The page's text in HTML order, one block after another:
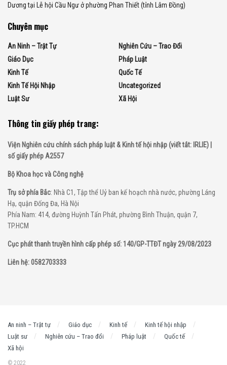
Dương tại Lễ hội Cầu Ngư ở phường Phan Thiết (tỉnh Lâm Đồng)
Chuyên mục
An Ninh – Trật Tự
Giáo Dục
Kinh Tế
Kinh Tế Hội Nhập
Luật Sư
Nghiên Cứu – Trao Đổi
Pháp Luật
Quốc Tế
Uncategorized
Xã Hội
Thông tin giấy phép trang:
Viện Nghiên cứu chính sách pháp luật & Kinh tế hội nhập (viết tắt: IRLIE) |
số giấy phép A2557
Bộ Khoa học và Công nghệ
Trụ sở phía Bắc: Nhà C1, Tập thể Uỷ ban kế hoạch nhà nước, phường Láng
Hạ, quận Đống Đa, Hà Nội
Phía Nam: 414, đường Huỳnh Tấn Phát, phường Bình Thuận, quận 7,
TP.HCM
Cục phát thanh truyền hình cấp phép số: 140/GP-TTĐT ngày 29/08/2023
Liên hệ: 0582703333
An ninh – Trật tự Giáo dục Kinh tế
Kinh tế hội nhập
Luật sư
Nghiên cứu – Trao đổi Pháp luật
Quốc tế
Xã hội
© 2022